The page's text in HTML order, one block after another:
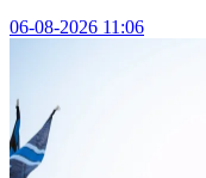
06-08-2026 11:06